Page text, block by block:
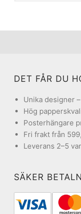
DET FÅR DU
Unika designer
Hög
Posterhängare
Fri frakt från
Leverans 2–5
SÄKER